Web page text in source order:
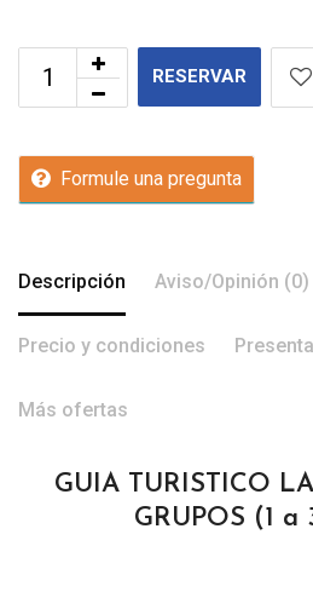
RESERVAR
Formule una pregunta
Descripción Aviso/Opinión (0)
Precio y condiciones
Más ofertas
GUIA TURISTICO
GRUPOS (1 a